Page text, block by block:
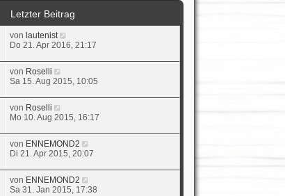
Letzter Beitrag
von lautenist
Do 21. Apr 2016, 21:17
von Roselli
Sa 15. Aug 2015, 10:05
von Roselli
Mo 10. Aug 2015, 16:17
von ENNEMOND2
Di 21. Apr 2015, 20:07
von ENNEMOND2
Sa 31. Jan 2015, 17:38